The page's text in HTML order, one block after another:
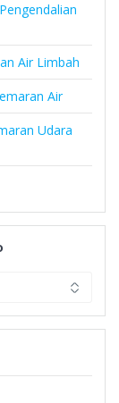
Air Limbah
Air
Udara